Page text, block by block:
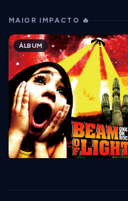
MAIOR IMPACTO 🔥
ÁLBUM